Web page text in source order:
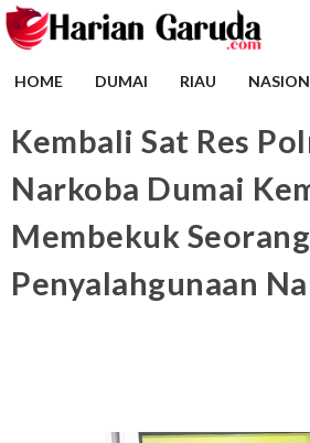
HOME DUMAI RIAU
Kembali Sat Res
Narkoba Dumai
Membekuk
Penyalahgunaan